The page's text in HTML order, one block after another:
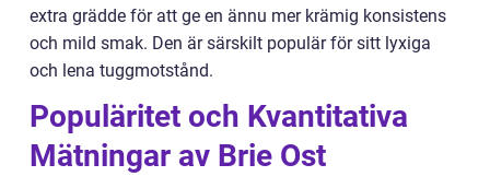
extra grädde för att ge en ännu mer krämig konsistens
och mild smak. Den är särskilt populär för sitt lyxiga
och lena tuggmotstånd.
Populäritet och Kvantitativa
Mätningar av Brie Ost